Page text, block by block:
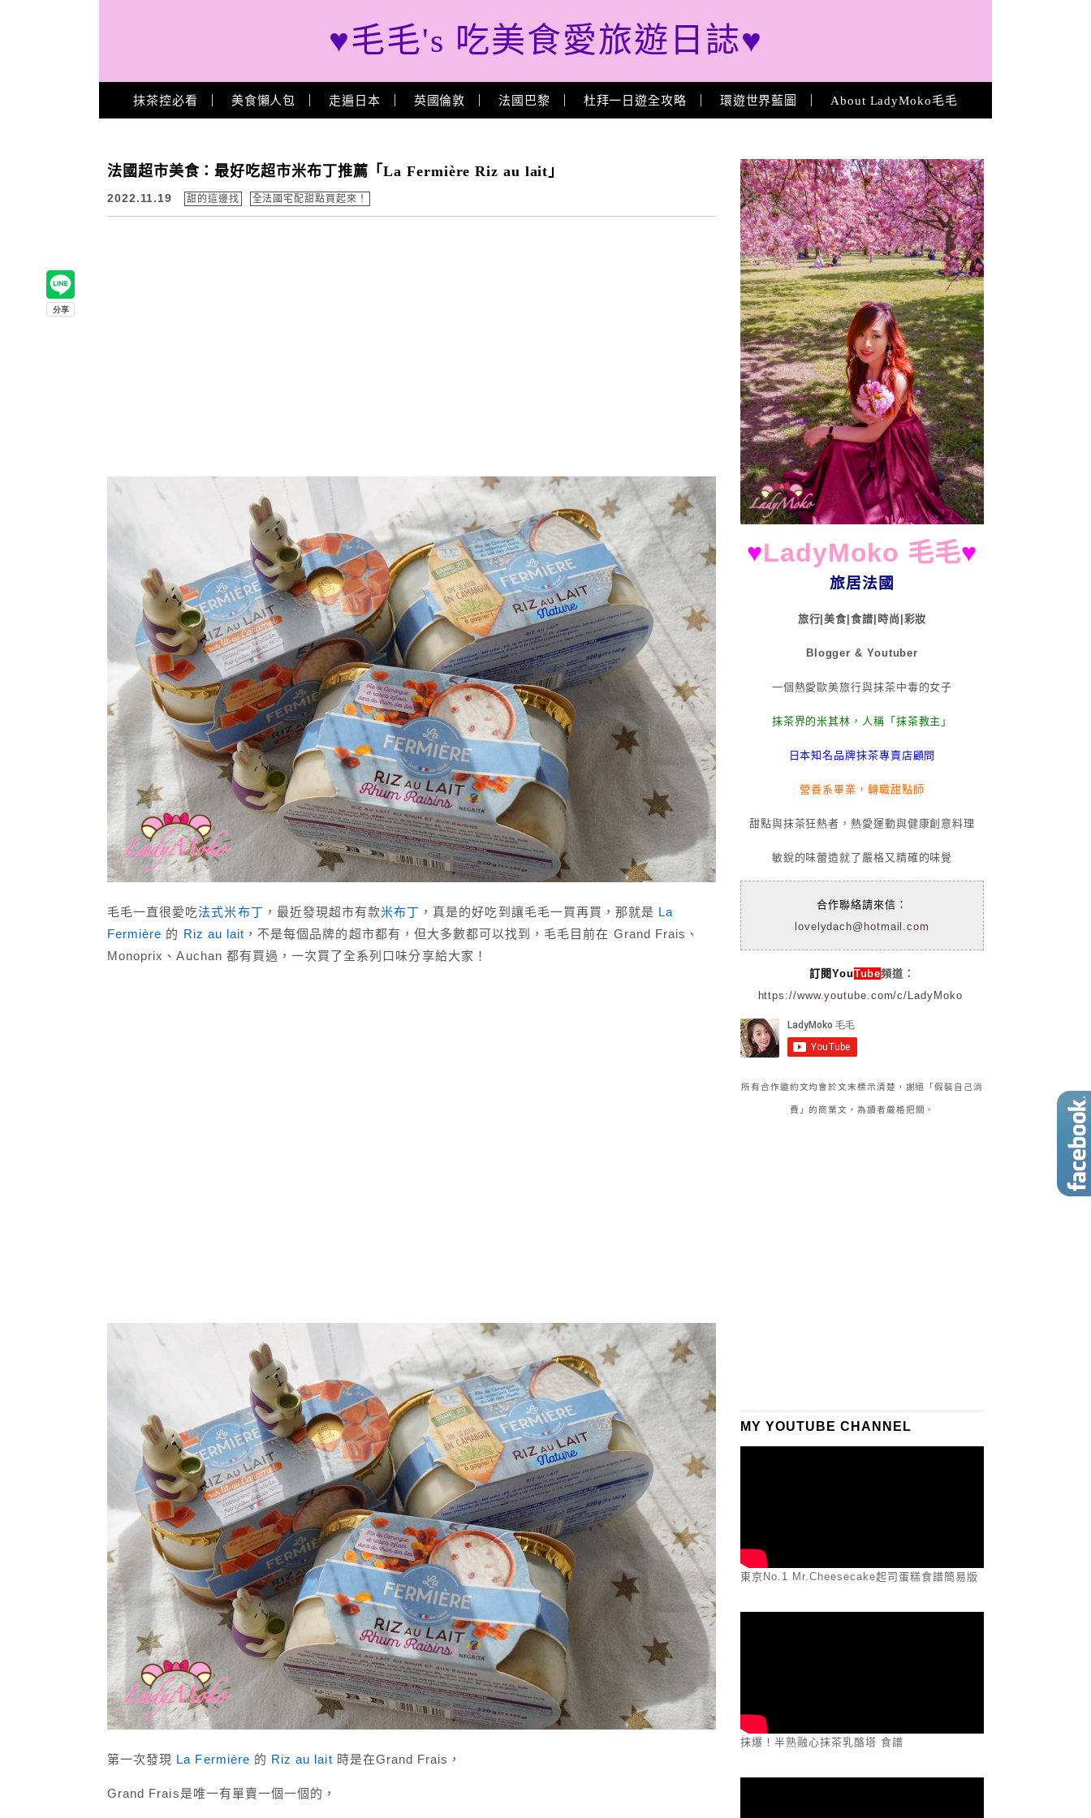
♥毛毛's 吃美食愛旅遊日誌♥
Main Menu
抹茶控必看 美食懶人包 走遍日本 英國倫敦 法國巴黎 杜拜一日遊全攻略 環遊世界藍圖 About LadyMoko毛毛
法國超市美食：最好吃超市米布丁推薦「La Fermière Riz au lait」
2022.11.19 甜的這邊找 全法國宅配甜點買起來！
毛毛一直很愛吃法式米布丁 ，最近發現超市有款米布丁 ，真是的好吃到讓毛毛一買再買，那就是 La
Fermière 的 Riz au lait ，不是每個品牌的超市都有，但大多數都可以找到，毛毛目前在 Grand Frais、
Monoprix、Auchan 都有買過，一次買了全系列口味分享給大家！
第一次發現 La Fermière 的 Riz au lait 時是在Grand Frais，
Grand Frais是唯一有單賣一個一個的，
About
♥LadyMoko 毛毛♥
旅居法國
旅行|美食|食譜|時尚|彩妝
Blogger & Youtuber
一個熱愛歐美旅行與抹茶中毒的女子
抹茶界的米其林，人稱「抹茶教主」
日本知名品牌抹茶專賣店顧問
營養系畢業，轉職甜點師
甜點與抹茶狂熱者，熱愛運動與健康創意料理
敏銳的味蕾造就了嚴格又精確的味覺
合作聯絡請來信：
lovelydach@hotmail.com
訂閱YouTube頻道：
https://www.youtube.com/c/LadyMoko
所有合作邀約文均會於文末標示清楚，謝絕「假裝自己消
費」的商業文，為讀者嚴格把關。
MY YOUTUBE CHANNEL
東京No.1 Mr.Cheesecake起司蛋糕食譜簡易版
抹爆！半熟融心抹茶乳酪塔 食譜